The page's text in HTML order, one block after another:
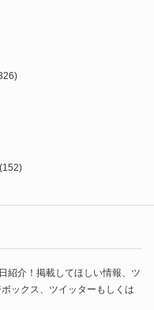
(152)
紹介！掲載してほしい情報、ツ
ックス、ツイッターもしくは